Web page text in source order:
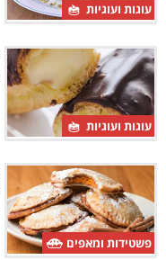
עוגות ועוגיות
עוגות ועוגיות
פשטידות ומאפים